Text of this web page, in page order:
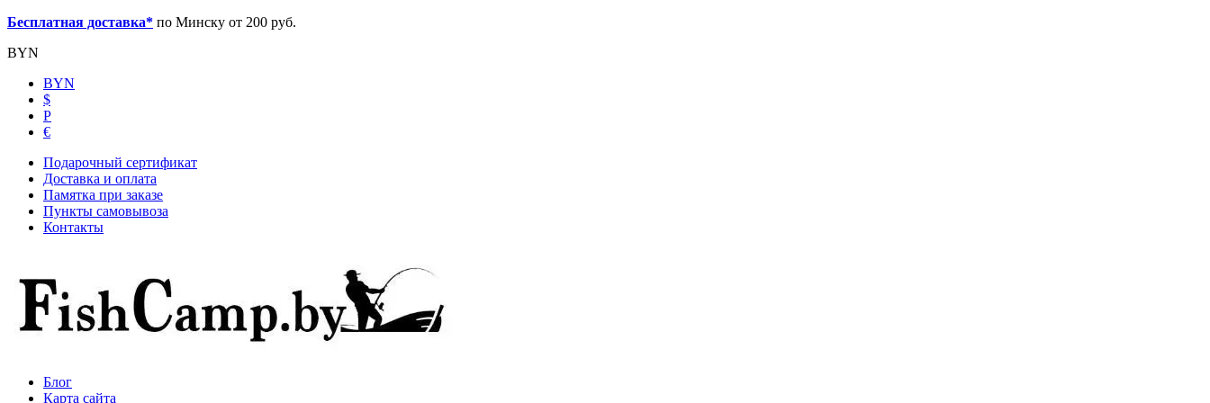
Бесплатная доставка* по Минску от 200 руб.
BYN
BYN
$
Р
€
Подарочный сертификат
Доставка и оплата
Памятка при заказе
Пункты самовывоза
Контакты
Блог
Карта сайта